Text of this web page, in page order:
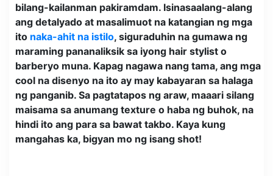
bilang-kailanman pakiramdam. Isinasaalang-alang
ang detalyado at masalimuot na katangian ng mga
ito naka-ahit na istilo, siguraduhin na gumawa ng
maraming pananaliksik sa iyong hair stylist o
barberyo muna. Kapag nagawa nang tama, ang mga
cool na disenyo na ito ay may kabayaran sa halaga
ng panganib. Sa pagtatapos ng araw, maaari silang
maisama sa anumang texture o haba ng buhok, na
hindi ito ang para sa bawat takbo. Kaya kung
mangahas ka, bigyan mo ng isang shot!